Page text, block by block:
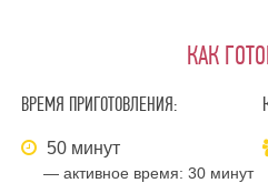
КАК
ВРЕМЯ ПРИГОТОВЛЕНИЯ:
50 минут
— активное время:30 минут